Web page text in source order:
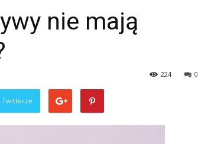
nie mają
0
224
Twitterze